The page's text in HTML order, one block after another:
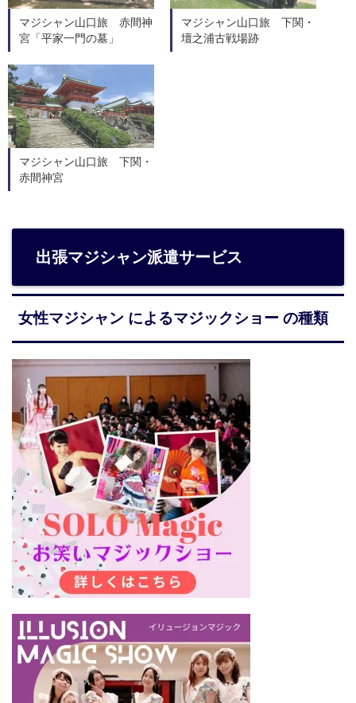
マジシャン山口旅 赤間神
宮「平家一門の墓」
マジシャン山口旅 下関・
壇之浦古戦場跡
マジシャン山口旅 下関・
赤間神宮
出張マジシャン派遣サービス
女性マジシャン によるマジックショー の種類